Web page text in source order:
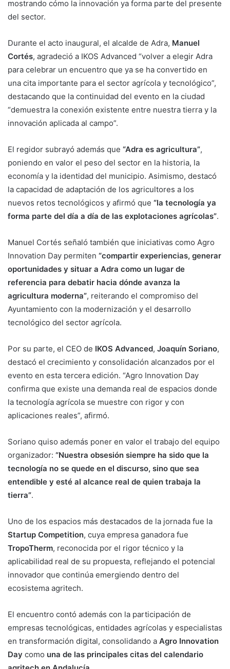
mostrando cómo la innovación ya forma parte del presente
del sector.
Durante el acto inaugural, el alcalde de Adra, Manuel
Cortés, agradeció a IKOS Advanced “volver a elegir Adra
para celebrar un encuentro que ya se ha convertido en
una cita importante para el sector agrícola y tecnológico”,
destacando que la continuidad del evento en la ciudad
“demuestra la conexión existente entre nuestra tierra y la
innovación aplicada al campo”.
El regidor subrayó además que “Adra es agricultura”,
poniendo en valor el peso del sector en la historia, la
economía y la identidad del municipio. Asimismo, destacó
la capacidad de adaptación de los agricultores a los
nuevos retos tecnológicos y afirmó que “la tecnología ya
forma parte del día a día de las explotaciones agrícolas”.
Manuel Cortés señaló también que iniciativas como Agro
Innovation Day permiten “compartir experiencias, generar
oportunidades y situar a Adra como un lugar de
referencia para debatir hacia dónde avanza la
agricultura moderna”, reiterando el compromiso del
Ayuntamiento con la modernización y el desarrollo
tecnológico del sector agrícola.
Por su parte, el CEO de IKOS Advanced, Joaquín Soriano,
destacó el crecimiento y consolidación alcanzados por el
evento en esta tercera edición. “Agro Innovation Day
confirma que existe una demanda real de espacios donde
la tecnología agrícola se muestre con rigor y con
aplicaciones reales”, afirmó.
Soriano quiso además poner en valor el trabajo del equipo
organizador: “Nuestra obsesión siempre ha sido que la
tecnología no se quede en el discurso, sino que sea
entendible y esté al alcance real de quien trabaja la
tierra”.
Uno de los espacios más destacados de la jornada fue la
Startup Competition, cuya empresa ganadora fue
TropoTherm, reconocida por el rigor técnico y la
aplicabilidad real de su propuesta, reflejando el potencial
innovador que continúa emergiendo dentro del
ecosistema agritech.
El encuentro contó además con la participación de
empresas tecnológicas, entidades agrícolas y especialistas
en transformación digital, consolidando a Agro Innovation
Day como una de las principales citas del calendario